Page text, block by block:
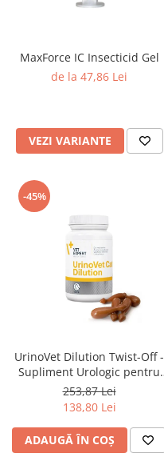
MaxForce IC Insecticid Gel
de la 47,86 Lei
VEZI VARIANTE
-45%
UrinoVet Dilution Twist-Off -
Supliment Urologic pentru
Pisici
253,87 Lei
138,80 Lei
ADAUGĂ ÎN COȘ